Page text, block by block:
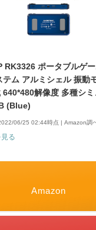
RK3326 ポータブルゲ
ム アルミシェル 振動
解像度 多種シミ
(Blue)
06/25 02:44時点 | Amazon調
る
Amazon